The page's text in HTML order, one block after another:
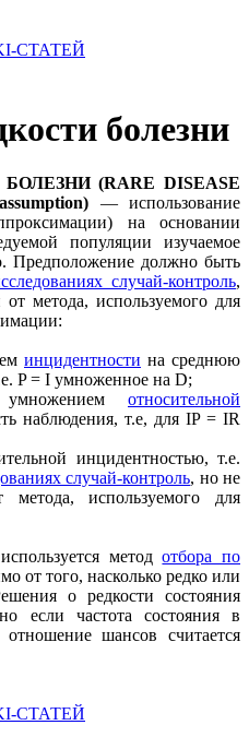
СТАТЕЙ
болезни
(RARE DISEASE
— использование
на основании
популяции изучаемое
Предположение должно быть
случай-контроль,
метода, используемого для
инцидентности на среднюю
P = I умноженное на D;
относительной
наблюдения, т.е, для IP = IR
инцидентностью, т.е.
случай-контроль, но не
используемого для
методотбора по
от того, насколько редко или
о редкости состояния
если частота состояния в
шансов считается
СТАТЕЙ